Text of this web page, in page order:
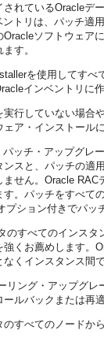
されているOracleデ
トリは、パッチ適
Oracleソフトウェア
す。
を使用してすべ
インベントリに
実行していない場合
ェア・インストール
ッチ・アップグレ
ンスと、パッチの適
ません。Oracle
す。パッチをすべて
プション付きでパッ
のすべてのインス
強くお薦めします。
なくインスタンス間
リング・アップグ
ールバックまたは再
のすべてのノードか